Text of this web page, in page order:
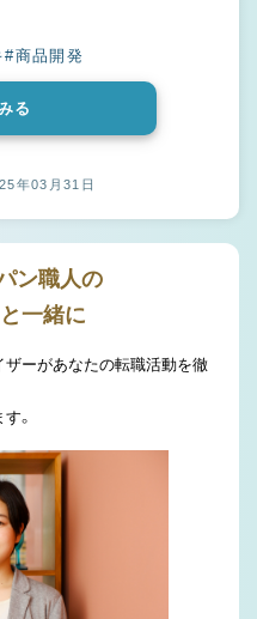
#商品開発
る
年03月31日
ン職人の
一緒に
ーがあなたの転職活動を徹
。